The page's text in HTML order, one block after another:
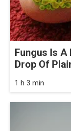
Fungus Is
Drop Of
1 h 3 min